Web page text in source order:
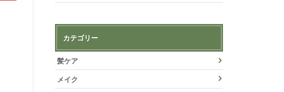
カテゴリー
髪ケア
メイク